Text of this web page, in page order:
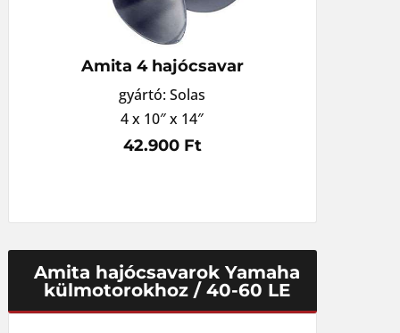
Amita 4 hajócsavar
gyártó: Solas
4 x 10″ x 14″
42.900 Ft
Amita hajócsavarok Yamaha
külmotorokhoz / 40-60 LE